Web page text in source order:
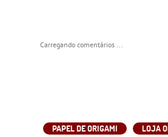
Carregando comentários ...
PAPEL DE ORIGAMI LOJA